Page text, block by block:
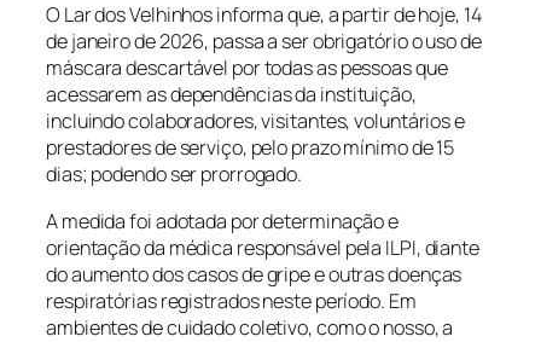
O Lar dos Velhinhos informa que, a partir de hoje, 14
de janeiro de 2026, passa a ser obrigatório o uso de
máscara descartável por todas as pessoas que
acessarem as dependências da instituição,
incluindo colaboradores, visitantes, voluntários e
prestadores de serviço, pelo prazo mínimo de 15
dias; podendo ser prorrogado.
A medida foi adotada por determinação e
orientação da médica responsável pela ILPI, diante
do aumento dos casos de gripe e outras doenças
respiratórias registrados neste período. Em
ambientes de cuidado coletivo, como o nosso, a